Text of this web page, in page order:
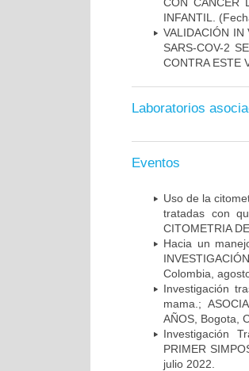
INFANTIL.
VALIDACIÓN IN
SARS-COV-2
CONTRA ESTE
Laboratorios
Eventos
Uso de la
tratadas con
CITOMETRIA
Hacia un
Colombia,
Investigación
mama.;
AÑOS, Bogota,
Investigación
PRIMER
julio 2022.